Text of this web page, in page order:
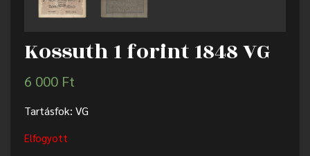
Kossuth 1 forint 1848 VG
6 000 Ft
Tartásfok: VG
Elfogyott